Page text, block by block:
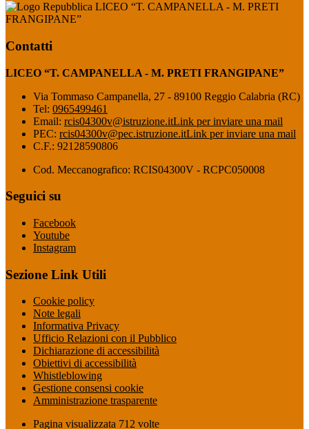
LICEO “T. CAMPANELLA - M. PRETI
FRANGIPANE”
Contatti
LICEO “T. CAMPANELLA - M. PRETI FRANGIPANE”
Via Tommaso Campanella, 27 - 89100 Reggio Calabria (RC)
Tel: 0965499461
Email: rcis04300v@istruzione.itLink per inviare una mail
PEC: rcis04300v@pec.istruzione.itLink per inviare una mail
C.F.: 92128590806
Cod. Meccanografico: RCIS04300V - RCPC050008
Seguici su
Facebook
Youtube
Instagram
Sezione Link Utili
Cookie policy
Note legali
Informativa Privacy
Ufficio Relazioni con il Pubblico
Dichiarazione di accessibilità
Obiettivi di accessibilità
Whistleblowing
Gestione consensi cookie
Amministrazione trasparente
Pagina visualizzata 712 volte